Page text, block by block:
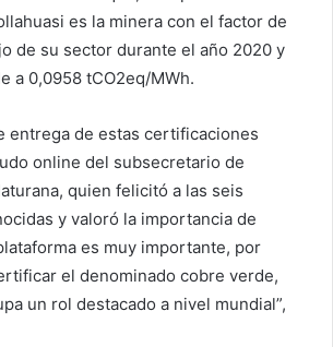
es la minera con el factor de
de su sector durante el año 2020 y
a 0,0958 tCO2eq/MWh.
entrega de estas certificaciones
online del subsecretario de
quien felicitó a las seis
y valoró la importancia de
es muy importante, por
el denominado cobre verde,
un rol destacado a nivel mundial”,